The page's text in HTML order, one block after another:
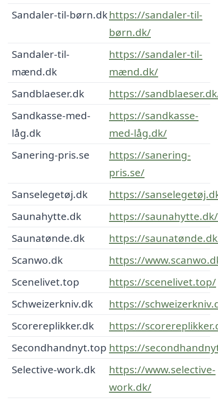
Sandaler-til-børn.dkhttps://sandaler-til-
børn.dk/
Sandaler-til-
mænd.dk
https://sandaler-til-
mænd.dk/
Sandblaeser.dk
https://
Sandkasse-med-
låg.dk
https://sandkasse-
med-låg.dk/
Sanering-pris.se
https://sanering-
pris.se/
Sanselegetøj.dk
https://
Saunahytte.dk
https://saunahytte.dk/
Saunatønde.dk
https://
Scanwo.dk
https://
Scenelivet.top
https://scenelivet.top/
Schweizerkniv.dk
https://
Scorereplikker.dk
https://
Secondhandnyt.top https://
Selective-work.dk
https://www.selective-
work.dk/